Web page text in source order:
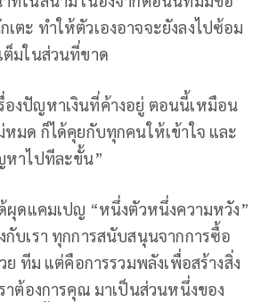
เตะ ทำให้ตัวเองอาจจะยังลงไปซ้อม
ต็มในส่วนที่ขาด
งปัญหาเงินที่ค้างอยู่ ตอนนี้เหมือน
หมด ก็ได้คุยกับทุกคนให้เข้าใจ และ
หาไปทีละขั้น”
ผุดแคมเปญ “หนึ่งตัวหนึ่งความหวัง”
กับเรา ทุกการสนับสนุนจากการซื้อ
ย ทีม แต่คือการรวมพลังเพื่อสร้างสิ่ง
าต้องการคุณ มาเป็นส่วนหนึ่งของ